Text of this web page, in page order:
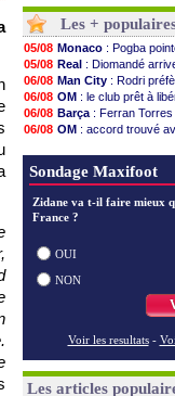
11h53 Man City: Enzo
11h31
Naples : l'option
11h10 OM: Lucas Perri a
10h52
PSG: le coach de
10h33
PSG : une 2e offre
10h12
Francfort: Dina
10h09
Strasbourg: Saïdou
10h05
Monaco: Filipe Luis
09h44
Dortmund :
09h24 Barça: première
09h06 Argentine: le
08h44 Tottenham: Van de
08h22 Barça: l'agent de
06/08 FIFA
06/08 Rennes
Les +
05/08 Monaco : Pogba
05/08 Real : Diomandé
06/08 Man City : Rodri
06/08 OM : le club prêt à
06/08 Barça : Ferran
06/08 OM : accord trouvé
Sondage Maxifoot
Zidane va t-il faire mieux
France ?
OUI
NON
Voir les resultats -
Les articles